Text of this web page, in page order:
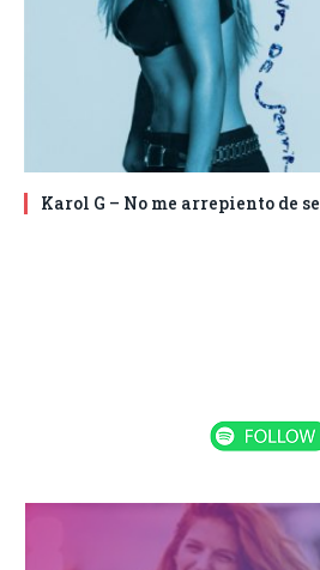
Karol G – No me arrepiento de